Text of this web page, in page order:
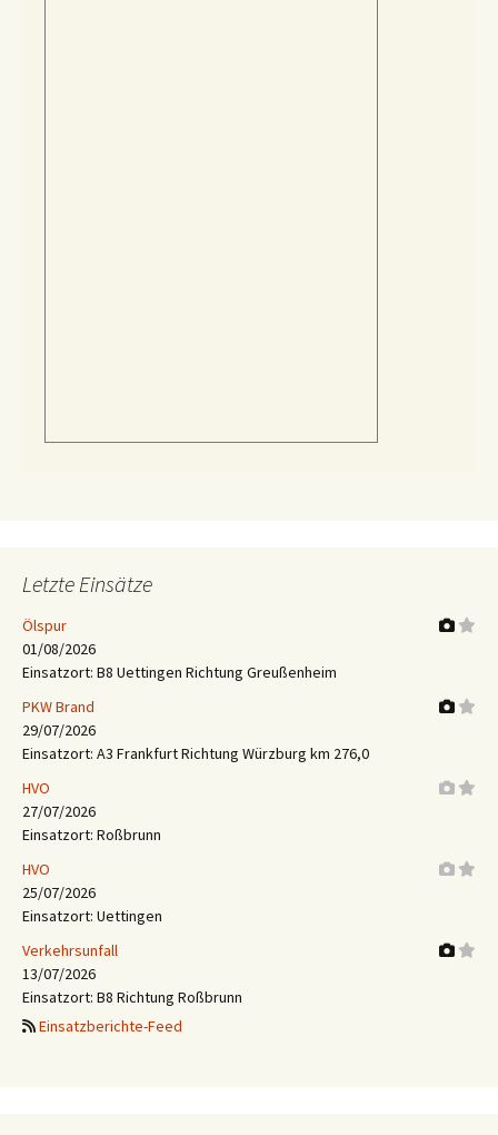
Letzte Einsätze
Ölspur
01/08/2026
Einsatzort: B8 Uettingen Richtung Greußenheim
PKW Brand
29/07/2026
Einsatzort: A3 Frankfurt Richtung Würzburg km 276,0
HVO
27/07/2026
Einsatzort: Roßbrunn
HVO
25/07/2026
Einsatzort: Uettingen
Verkehrsunfall
13/07/2026
Einsatzort: B8 Richtung Roßbrunn
Einsatzberichte-Feed